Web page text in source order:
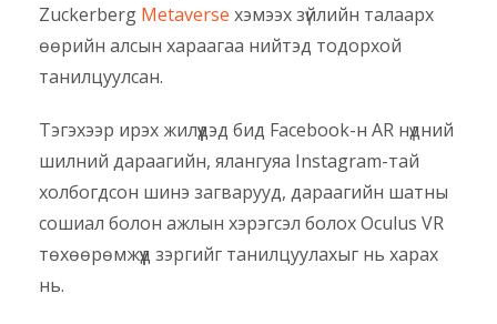
Zuckerberg Metaverse хэмээх зүйлийн талаарх
өөрийн алсын хараагаа нийтэд тодорхой
танилцуулсан.
Тэгэхээр ирэх жилүүдэд бид Facebook-н AR нүдний
шилний дараагийн, ялангуяа Instagram-тай
холбогдсон шинэ загварууд, дараагийн шатны
сошиал болон ажлын хэрэгсэл болох Oculus VR
төхөөрөмжүүд зэргийг танилцуулахыг нь харах
нь.